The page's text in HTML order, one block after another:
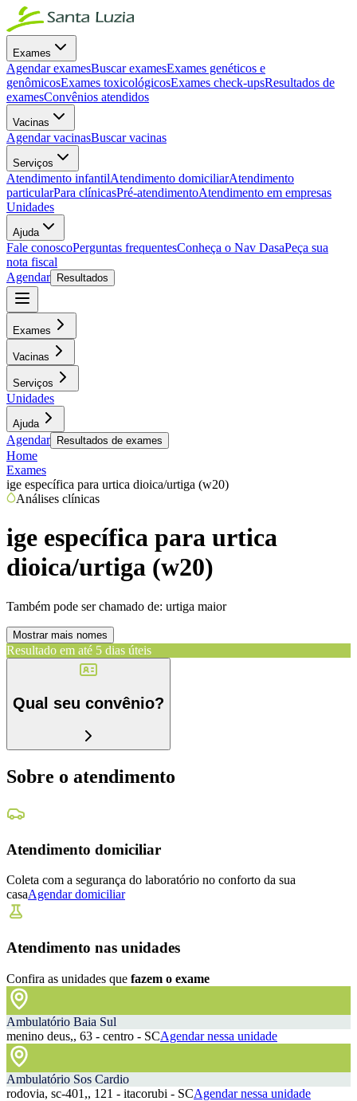
Exames
Agendar examesBuscar examesExames genéticos e
genômicosExames toxicológicosExames check-upsResultados de
examesConvênios atendidos
Vacinas
Agendar vacinasBuscar vacinas
Serviços
Atendimento infantilAtendimento domiciliarAtendimento
particularPara clínicasPré-atendimentoAtendimento em empresas
Unidades
Ajuda
Fale conoscoPerguntas frequentesConheça o Nav DasaPeça sua
nota fiscal
Agendar
Resultados
Exames
Vacinas
Serviços
Unidades
Ajuda
Agendar Resultados de exames
Home
Exames
ige específica para urtica dioica/urtiga (w20)
Análises clínicas
ige específica para urtica
dioica/urtiga (w20)
Também pode ser chamado de: urtiga maior
Mostrar mais nomes
Resultado em até 5 dias úteis
Qual seu convênio?
Sobre o atendimento
Atendimento domiciliar
Coleta com a segurança do laboratório no conforto da sua
casaAgendar domiciliar
Atendimento nas unidades
Confira as unidades que fazem o exame
Ambulatório Baia Sul
menino deus,, 63 - centro - SCAgendar nessa unidade
Ambulatório Sos Cardio
rodovia, sc-401,, 121 - itacorubi - SCAgendar nessa unidade